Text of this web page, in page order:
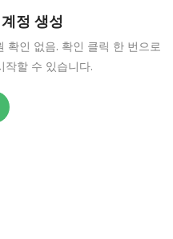
정 생성
확인 없음. 확인 클릭 한 번으로
작할 수 있습니다.